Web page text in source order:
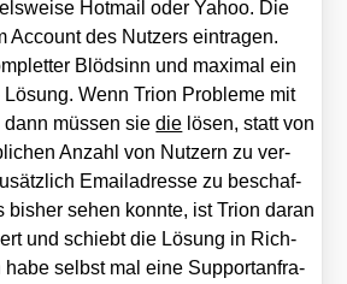
Hot­mail oder Yahoo. Die
Account des Nut­zers ein­tra­gen.
Blöd­sinn und maxi­mal ein
Wenn Tri­on Pro­ble­me mit
dann müs­sen siedie lösen, statt von
Anzahl von Nut­zern zu ver­
Email­adres­se zu beschaf­
bis­her sehen konn­te, ist Tri­on dar­an
und schiebt die Lösung in Rich­
habe selbst mal eine Sup­port­an­fra­